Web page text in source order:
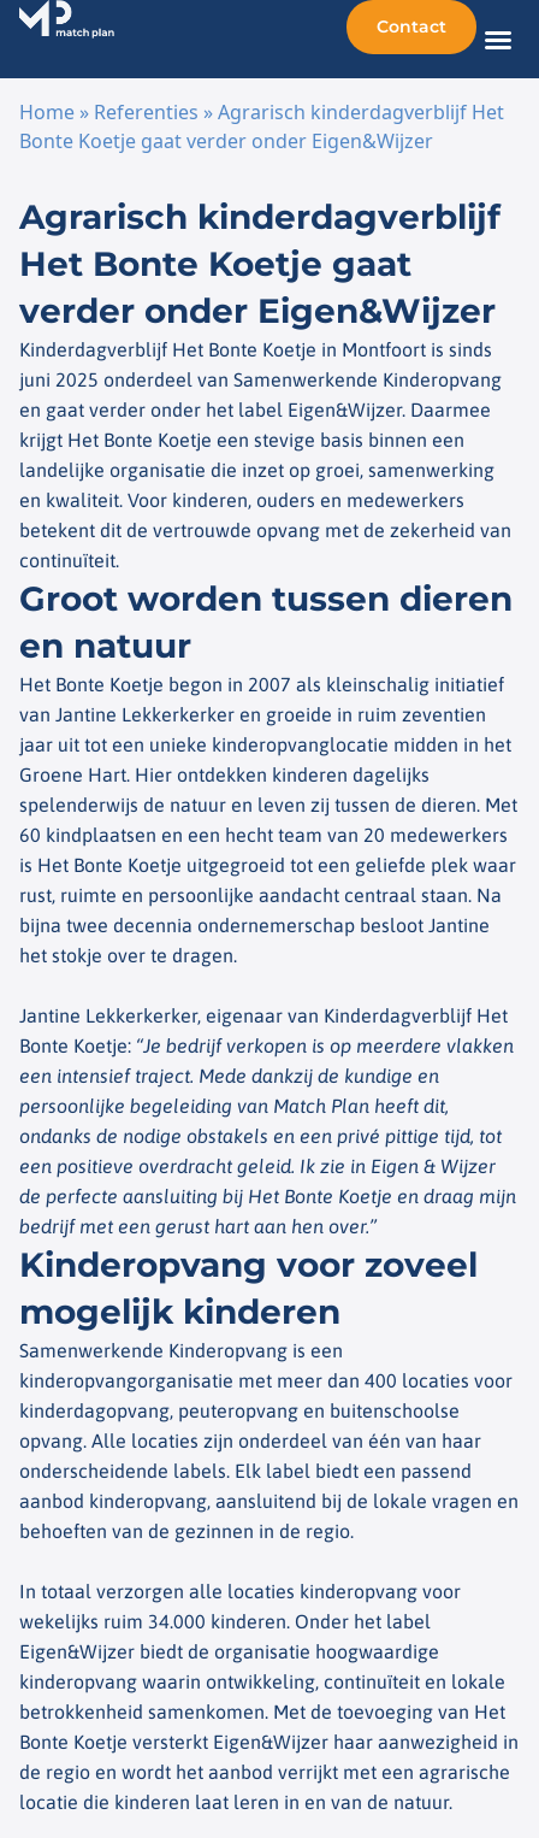
Contact
Home » Referenties »Agrarisch kinderdagverblijf Het
Bonte Koetje gaat verder onder Eigen&Wijzer
Agrarisch kinderdagverblijf
Het Bonte Koetje gaat
verder onder Eigen&Wijzer
Kinderdagverblijf Het Bonte Koetje in Montfoort is sinds
juni 2025 onderdeel van Samenwerkende Kinderopvang
en gaat verder onder het label Eigen&Wijzer. Daarmee
krijgt Het Bonte Koetje een stevige basis binnen een
landelijke organisatie die inzet op groei, samenwerking
en kwaliteit. Voor kinderen, ouders en medewerkers
betekent dit de vertrouwde opvang met de zekerheid van
continuïteit.
Groot worden tussen dieren
en natuur
Het Bonte Koetje begon in 2007 als kleinschalig initiatief
van Jantine Lekkerkerker en groeide in ruim zeventien
jaar uit tot een unieke kinderopvanglocatie midden in het
Groene Hart. Hier ontdekken kinderen dagelijks
spelenderwijs de natuur en leven zij tussen de dieren. Met
60 kindplaatsen en een hecht team van 20 medewerkers
is Het Bonte Koetje uitgegroeid tot een geliefde plek waar
rust, ruimte en persoonlijke aandacht centraal staan. Na
bijna twee decennia ondernemerschap besloot Jantine
het stokje over te dragen.
Jantine Lekkerkerker, eigenaar van Kinderdagverblijf Het
Bonte Koetje: “Je bedrijf verkopen is op meerdere vlakken
een intensief traject. Mede dankzij de kundige en
persoonlijke begeleiding van Match Plan heeft dit,
ondanks de nodige obstakels en een privé pittige tijd, tot
een positieve overdracht geleid. Ik zie in Eigen & Wijzer
de perfecte aansluiting bij Het Bonte Koetje en draag mijn
bedrijf met een gerust hart aan hen over.”
Kinderopvang voor zoveel
mogelijk kinderen
Samenwerkende Kinderopvang is een
kinderopvangorganisatie met meer dan 400 locaties voor
kinderdagopvang, peuteropvang en buitenschoolse
opvang. Alle locaties zijn onderdeel van één van haar
onderscheidende labels. Elk label biedt een passend
aanbod kinderopvang, aansluitend bij de lokale vragen en
behoeften van de gezinnen in de regio.
In totaal verzorgen alle locaties kinderopvang voor
wekelijks ruim 34.000 kinderen. Onder het label
Eigen&Wijzer biedt de organisatie hoogwaardige
kinderopvang waarin ontwikkeling, continuïteit en lokale
betrokkenheid samenkomen. Met de toevoeging van Het
Bonte Koetje versterkt Eigen&Wijzer haar aanwezigheid in
de regio en wordt het aanbod verrijkt met een agrarische
locatie die kinderen laat leren in en van de natuur.